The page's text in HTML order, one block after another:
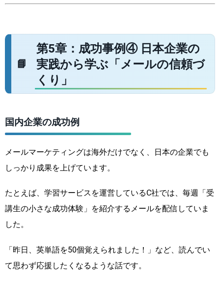
第5章：成功事例④ 日本企業の
実践から学ぶ「メールの信頼づ
くり」
国内企業の成功例
メールマーケティングは海外だけでなく、日本の企業でも
しっかり成果を上げています。
たとえば、学習サービスを運営しているC社では、毎週「受
講生の小さな成功体験」を紹介するメールを配信していま
した。
「昨日、英単語を50個覚えられました！」など、読んでい
て思わず応援したくなるような話です。